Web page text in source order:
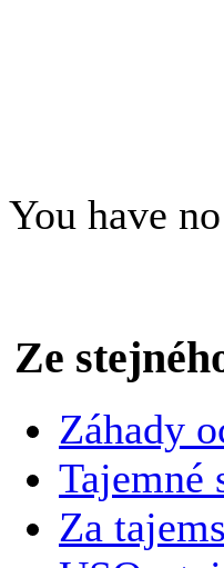
You have
Ze
Záhady
Tajemné
Za